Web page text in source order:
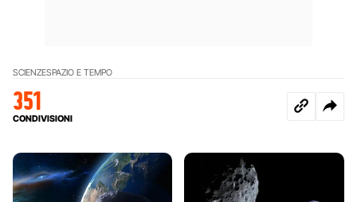
SCIENZESPAZIO E TEMPO
351
CONDIVISIONI